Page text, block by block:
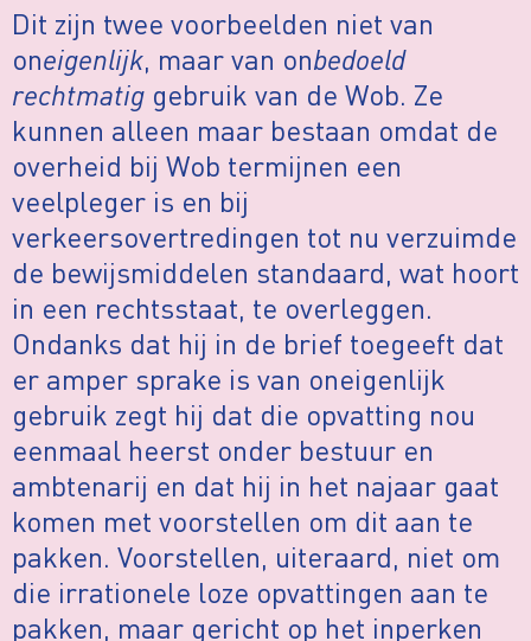
Dit zijn twee voorbeelden niet van
oneigenlijk, maar van onbedoeld
rechtmatig gebruik van de Wob. Ze
kunnen alleen maar bestaan omdat de
overheid bij Wob termijnen een
veelpleger is en bij
verkeersovertredingen tot nu verzuimde
de bewijsmiddelen standaard, wat hoort
in een rechtsstaat, te overleggen.
Ondanks dat hij in de brief toegeeft dat
er amper sprake is van oneigenlijk
gebruik zegt hij dat die opvatting nou
eenmaal heerst onder bestuur en
ambtenarij en dat hij in het najaar gaat
komen met voorstellen om dit aan te
pakken. Voorstellen, uiteraard, niet om
die irrationele loze opvattingen aan te
pakken, maar gericht op het inperken